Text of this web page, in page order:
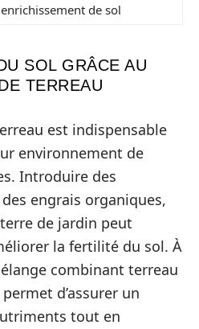
enrichissement de sol
SOL GRÂCE AU
TERREAU
est indispensable
environnement de
Introduire des
engrais organiques,
de jardin peut
la fertilité du sol. À
combinant terreau
d’assurer un
tout en